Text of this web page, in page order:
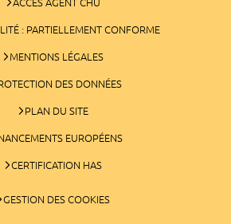
: PARTIELLEMENT CONFORME
MENTIONS LÉGALES
DES DONNÉES
PLAN DU SITE
EUROPÉENS
CERTIFICATION HAS
GESTION DES COOKIES